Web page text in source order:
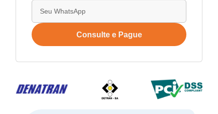
Consulte e Pague